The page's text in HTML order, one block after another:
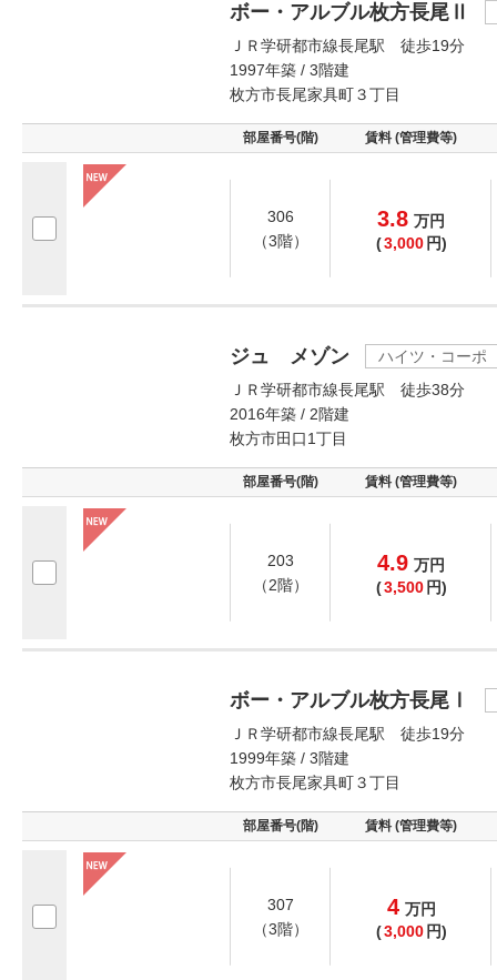
ボー・アルブル枚方長尾Ⅱ
ＪＲ学研都市線長尾駅 徒歩19分
1997年築 / 3階建
枚方市長尾家具町３丁目
部屋番号(階) 賃料 (管理費等)
306
（3階）
3.8 万円
(3,000 円)
ジュ メゾン
ハイツ・コーポ
ＪＲ学研都市線長尾駅 徒歩38分
2016年築 / 2階建
枚方市田口1丁目
部屋番号(階) 賃料 (管理費等)
203
（2階）
4.9 万円
(3,500 円)
ボー・アルブル枚方長尾Ⅰ
ＪＲ学研都市線長尾駅 徒歩19分
1999年築 / 3階建
枚方市長尾家具町３丁目
部屋番号(階) 賃料 (管理費等)
307
（3階）
4 万円
(3,000 円)